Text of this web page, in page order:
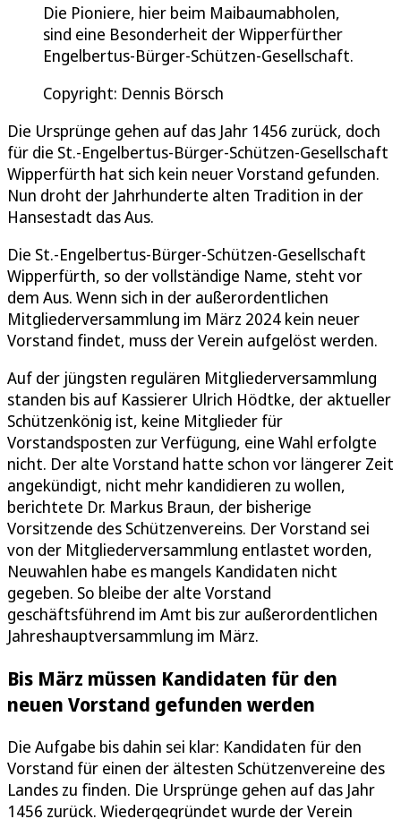
Die Pioniere, hier beim Maibaumabholen,
sind eine Besonderheit der Wipperfürther
Engelbertus-Bürger-Schützen-Gesellschaft.
Copyright: Dennis Börsch
Die Ursprünge gehen auf das Jahr 1456 zurück, doch
für die St.-Engelbertus-Bürger-Schützen-Gesellschaft
Wipperfürth hat sich kein neuer Vorstand gefunden.
Nun droht der Jahrhunderte alten Tradition in der
Hansestadt das Aus.
Die St.-Engelbertus-Bürger-Schützen-Gesellschaft
Wipperfürth, so der vollständige Name, steht vor
dem Aus. Wenn sich in der außerordentlichen
Mitgliederversammlung im März 2024 kein neuer
Vorstand findet, muss der Verein aufgelöst werden.
Auf der jüngsten regulären Mitgliederversammlung
standen bis auf Kassierer Ulrich Hödtke, der aktueller
Schützenkönig ist, keine Mitglieder für
Vorstandsposten zur Verfügung, eine Wahl erfolgte
nicht. Der alte Vorstand hatte schon vor längerer Zeit
angekündigt, nicht mehr kandidieren zu wollen,
berichtete Dr. Markus Braun, der bisherige
Vorsitzende des Schützenvereins. Der Vorstand sei
von der Mitgliederversammlung entlastet worden,
Neuwahlen habe es mangels Kandidaten nicht
gegeben. So bleibe der alte Vorstand
geschäftsführend im Amt bis zur außerordentlichen
Jahreshauptversammlung im März.
Bis März müssen Kandidaten für den
neuen Vorstand gefunden werden
Die Aufgabe bis dahin sei klar: Kandidaten für den
Vorstand für einen der ältesten Schützenvereine des
Landes zu finden. Die Ursprünge gehen auf das Jahr
1456 zurück. Wiedergegründet wurde der Verein